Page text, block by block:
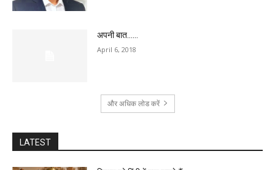
अपनी बात……
April 6, 2018
और अधिक लोड करें
LATEST